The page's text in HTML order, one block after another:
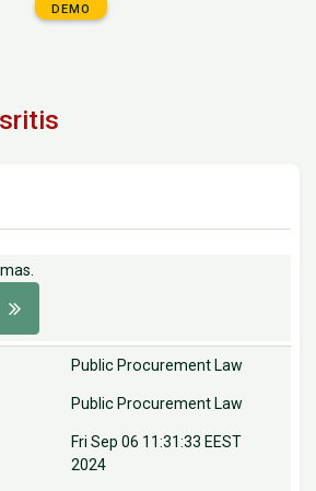
DEMO
Public Procurement Law
Public Procurement Law
Fri Sep 06 11:31:33 EEST
2024